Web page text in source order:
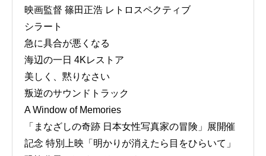
映画監督 篠田正浩 レトロスペクティブ
シラート
急に具合が悪くなる
海辺の一日 4Kレストア
美しく、黙りなさい
叛逆のサウンドトラック
A Window of Memories
「まなざしの奇跡 日本女性写真家の冒険」展開催
記念 特別上映「明かりが消えたら目をひらいて」